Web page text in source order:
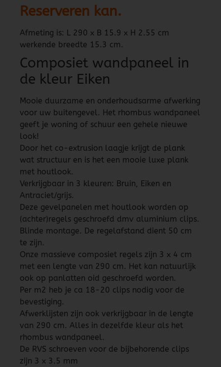
Reserveren kan.
Afmeting is: L 290 x B 15.9 x H 2.55 cm
werkende breedte 15.3 cm.
Composiet wandpaneel in
de kleur Eiken
Mooie duurzame en onderhoudsarme afwerking
voor uw buitengevel. Het rhombus wandpaneel
geeft je woning of schuur een gehele nieuwe
look!
Door het co-extrusion laagje krijgt de plank
wat structuur en is het een mooie luxe plank
met houtlook.
Verkrijgbaar in 3 kleuren: Bruin, Eiken en
Antraciet/grijs.
Deze gevelpanelen met houtlook worden op
(achter)regels geschroefd dmv aluminium clips.
Blinde montage. De regelafstand dient 50 cm
te zijn.
Onze massieve composiet regels zijn 3 x 4 cm
met een lengte van 290 cm. Het kan natuurlijk
ook op panlatten oid geschroefd worden.
Per m2 heb je ca 18-20 clips nodig voor de
bevestiging.
Afwerklijsten zijn ook verkrijgbaar in de lengte
van 290 cm. Alles in dezelfde kleur als het
rhombus wandpaneel.
De RVS schroeven voor de bijbehorende clips
zijn 3 x 3.5 mm